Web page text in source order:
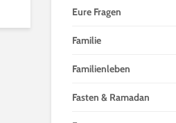
Eure Fragen
Familie
Familienleben
Fasten & Ramadan